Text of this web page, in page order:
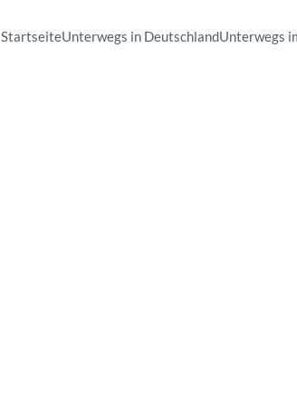
StartseiteUnterwegs in DeutschlandUnterwegs